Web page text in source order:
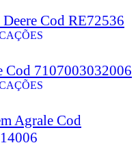
Cod RE72536
Cod 7107003032006
Agrale Cod